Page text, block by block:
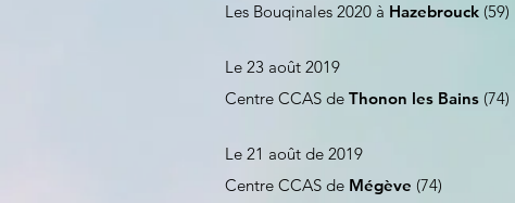
Les Bouqinales 2020 à Hazebrouck (59)
Le 23 août 2019
Centre CCAS de Thonon les Bains (74)
Le 21 août de 2019
Centre CCAS de Mégève (74)